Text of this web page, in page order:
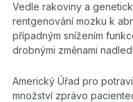
Vedle rakoviny a
rentgenování mozku k
případným snížením
drobnými změnami
Americký Úřad pro
množství zprávo